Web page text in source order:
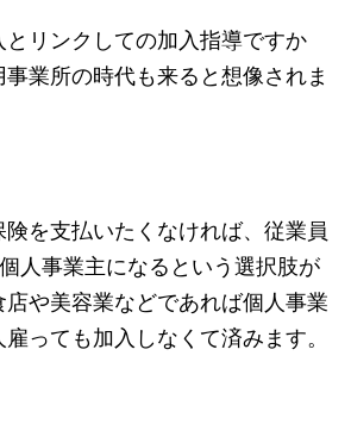
リンクしての加入指導ですか
業所の時代も来ると想像されま
を支払いたくなければ、従業員
人事業主になるという選択肢が
や美容業などであれば個人事業
っても加入しなくて済みます。